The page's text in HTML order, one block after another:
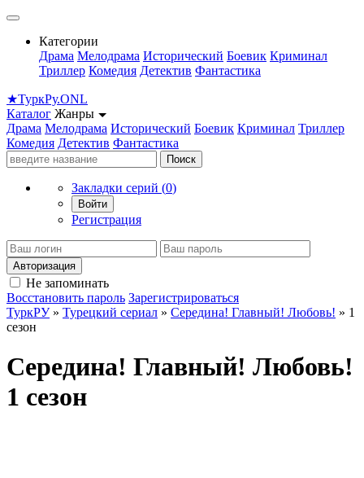
Категории
Драма Мелодрама Исторический Боевик Криминал
Триллер Комедия Детектив Фантастика
★ТуркРу.ONL
Каталог Жанры
Драма Мелодрама Исторический Боевик Криминал Триллер
Комедия Детектив Фантастика
Поиск
Закладки серий (0)
Войти
Регистрация
Авторизация
Не запоминать
Восстановить пароль Зарегистрироваться
ТуркРУ» Турецкий сериал » Середина! Главный! Любовь! » 1
сезон
Середина! Главный! Любовь!
1 сезон